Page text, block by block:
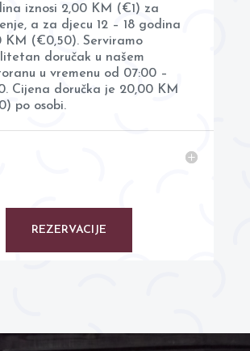
iznosi 2,00 KM (€1) za
a za djecu 12 – 18 godina
KM (€0,50). Serviramo
doručak u našem
u vremenu od 07:00 –
Cijena doručka je 20,00 KM
po osobi.
REZERVACIJE